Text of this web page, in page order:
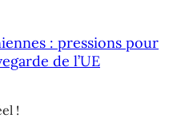
: pressions pour
de l’UE
!